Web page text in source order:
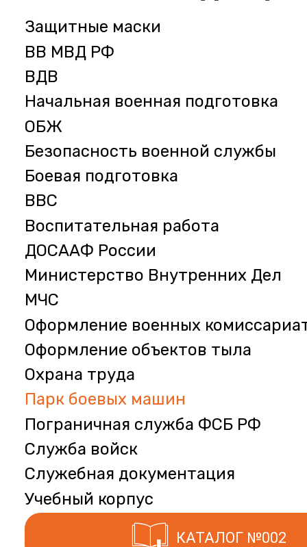
Защитные маски
ВВ МВД РФ
ВДВ
Начальная военная подготовка
ОБЖ
Безопасность военной службы
Боевая подготовка
ВВС
Воспитательная работа
ДОСААФ России
Министерство Внутренних Дел
МЧС
Оформление военных
Оформление объектов тыла
Охрана труда
Парк боевых машин
Пограничная служба ФСБ РФ
Служба войск
Служебная документация
Учебный корпус
КАТАЛОГ №002